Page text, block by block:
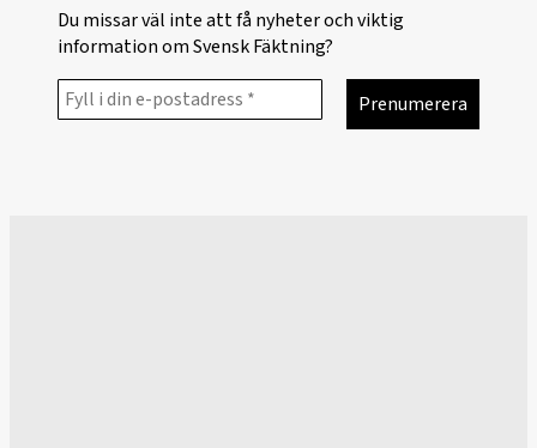
Du missar väl inte att få nyheter och viktig
information om Svensk Fäktning?